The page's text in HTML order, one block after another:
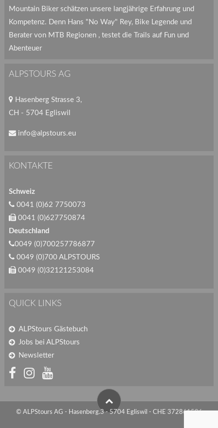
Mountain Biker schätzen unsere langjährige Erfahrung und
Kompetenz. Denn Hans "No Way" Rey, Bike Legende und
Berater von MTB Regionen , testet die Trails auf Fun und
Abenteuer
ALPSTOURS AG
Hasenberg Strasse 3,
CH - 5704 Egliswil
info@alpstours.eu
KONTAKTE
Schweiz
0041 (0)62 7750073
0041 (0)627750874
Deutschland
0049 (0)700257786877
0049 (0)700 ALPSTOURS
0049 (0)32121253084
QUICK LINKS
ALPStours Gästebuch
Jobs bei ALPStours
Newsletter
© ALPStours AG - Hasenberg.3 - 5704 Egliswil - CHE 372861586